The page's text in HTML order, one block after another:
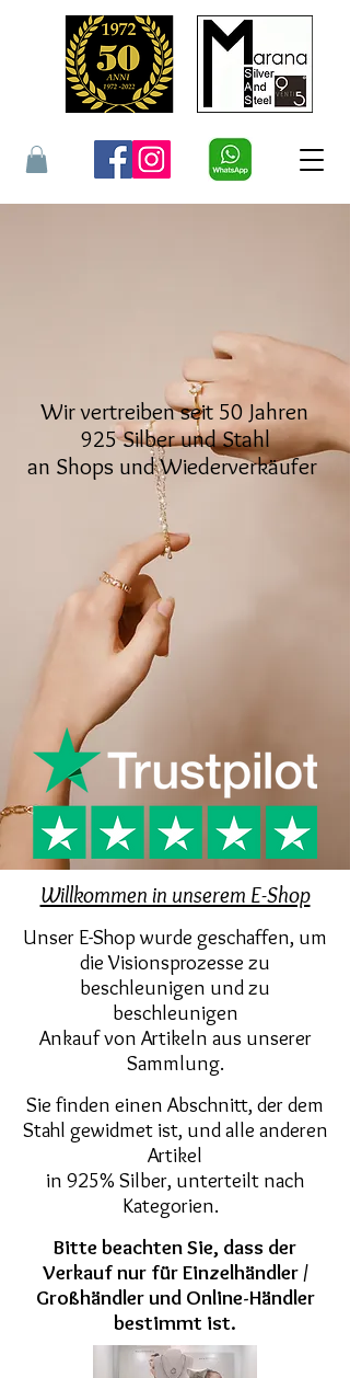
GROSSHANDEL SILBER
Wir vertreiben seit 50 Jahren
925 Silber und Stahl
an Shops und Wiederverkäufer
Willkommen in unserem E-Shop
Unser E-Shop wurde geschaffen, um
die Visionsprozesse zu
beschleunigen und zu
beschleunigen
Ankauf von Artikeln aus unserer
Sammlung.
Sie finden einen Abschnitt, der dem
Stahl gewidmet ist, und alle anderen
Artikel
in 925% Silber, unterteilt nach
Kategorien.
Bitte beachten Sie, dass der
Verkauf nur für Einzelhändler /
Großhändler und Online-Händler
bestimmt ist.